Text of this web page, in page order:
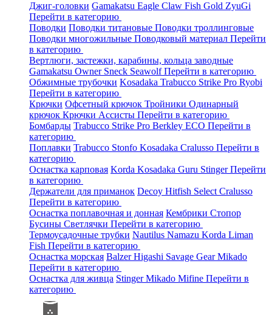
Джиг-головки Gamakatsu Eagle Claw Fish Gold ZyuGi
Перейти в категорию
Поводки Поводки титановые Поводки троллинговые
Поводки многожильные Поводковый материал Перейти
в категорию
Вертлюги, застежки, карабины, кольца заводные
Gamakatsu Owner Sneck SeawolfПерейти в категорию
Обжимные трубочки Kosadaka Trabucco Strike Pro Ryobi
Перейти в категорию
Крючки Офсетный крючок Тройники Одинарный
крючок Крючки Ассисты Перейти в категорию
Бомбарды Trabucco Strike Pro Berkley ECO Перейти в
категорию
Поплавки Trabucco Stonfo Kosadaka Cralusso Перейти в
категорию
Оснастка карповая Korda Kosadaka Guru StingerПерейти
в категорию
Держатели для приманок Decoy Hitfish Select Cralusso
Перейти в категорию
Оснастка поплавочная и донная Кембрики Стопор
Бусины Светлячки Перейти в категорию
Термоусадочные трубки Nautilus Namazu Korda Liman
Fish Перейти в категорию
Оснастка морская BalzerHigashi Savage GearMikado
Перейти в категорию
Оснастка для живца StingerMikado Mifine Перейти в
категорию